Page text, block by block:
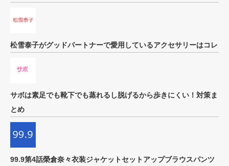
松雪泰子がグッドパートナーで愛用しているアクセサリーはコレ
サボは素足でも靴下でも蒸れるし脱げるから歩きにくい！対策ま
とめ
99.9第4話榮倉奈々衣装ジャケットセットアップブラウスパンツ